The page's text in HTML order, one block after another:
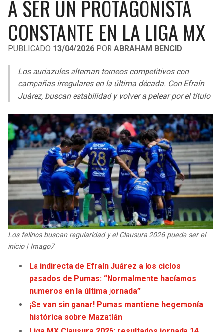
LIGA DE EXPANSIÓN MX
LEAGUES CUP
UEFA EUROPA LEAGUE
UEFA CONFERENCE LEAGUE
MLS
COPA LIBERTADORES
COPA SUDAMERICANA
LIGA BETPLAY
OTRAS LIGAS
RAIDERS
CHARGERS
RAVENS
BENGALS
BROWNS
STEELERS
TEXANS
JAGUARS
COWBOYS
GIANTS
CAVALIERS
PISTONS
PACERS
BUCKS
HAWKS
HORNETS
HEAT
WIZARDS
CLIPPERS
LAKERS
A SER UN PROTAGONISTA
CONSTANTE EN LA LIGA MX
PUBLICADO 13/04/2026 POR ABRAHAM BENCID
Los auriazules alternan torneos competitivos con
campañas irregulares en la última década. Con Efraín
Juárez, buscan estabilidad y volver a pelear por el título
Los felinos buscan regularidad y el Clausura 2026 puede ser el
inicio | Imago7
La indirecta de Efraín Juárez a los ciclos
pasados de Pumas: “Normalmente hacíamos
numeros en la última jornada”
¡Se van sin ganar! Pumas mantiene hegemonía
histórica sobre Mazatlán